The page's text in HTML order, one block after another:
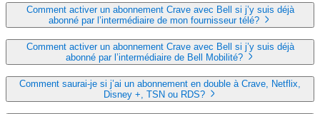
Comment activer un abonnement Crave avec Bell si j’y suis déjà
abonné par l’intermédiaire de mon fournisseur télé?
Comment activer un abonnement Crave avec Bell si j’y suis déjà
abonné par l’intermédiaire de Bell Mobilité?
Comment saurai-je si j’ai un abonnement en double à Crave, Netflix,
Disney +, TSN ou RDS?